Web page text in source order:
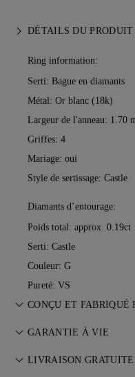
DÉTAILS DU PRODUIT
Ring information:
Serti: Bague en diamants
Métal: Or blanc (18k)
Largeur de l'anneau: 1.70
Griffes: 4
Mariage: oui
Style de sertissage: Castle
Diamants d’entourage:
Poids total: approx. 0.19ct
Serti: Castle
Couleur: G
Pureté: VS
CONÇU ET FABRIQUÉ
L’art du bijou,
GARANTIE À VIE
Avec tout achat chez 77
LIVRAISON GRATUITE